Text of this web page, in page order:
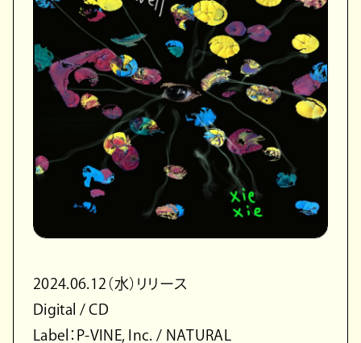
2024.06.12（水）リリース
Digital / CD
Label：P-VINE, Inc. / NATURAL